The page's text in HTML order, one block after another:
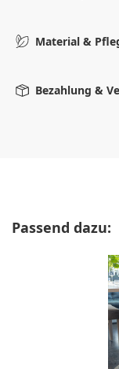
Material &
Bezahlung &
Produktgalerie
Passend dazu: